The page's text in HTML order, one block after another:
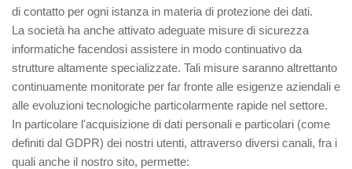
di contatto per ogni istanza in materia di protezione dei dati.
La società ha anche attivato adeguate misure di sicurezza
informatiche facendosi assistere in modo continuativo da
strutture altamente specializzate. Tali misure saranno altrettanto
continuamente monitorate per far fronte alle esigenze aziendali e
alle evoluzioni tecnologiche particolarmente rapide nel settore.
In particolare l'acquisizione di dati personali e particolari (come
definiti dal GDPR) dei nostri utenti, attraverso diversi canali, fra i
quali anche il nostro sito, permette: